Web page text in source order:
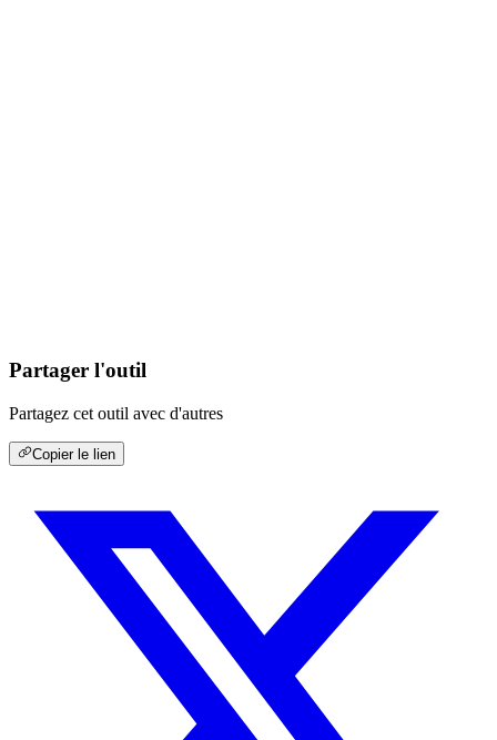
Partager l'outil
Partagez cet outil avec d'autres
Copier le lien